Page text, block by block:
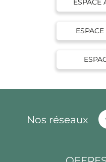
ESPACE
Nos réseaux